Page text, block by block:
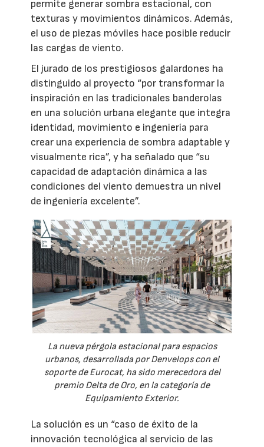
permite generar sombra estacional, con
texturas y movimientos dinámicos. Además,
el uso de piezas móviles hace posible reducir
las cargas de viento.
El jurado de los prestigiosos galardones ha
distinguido al proyecto “por transformar la
inspiración en las tradicionales banderolas
en una solución urbana elegante que integra
identidad, movimiento e ingeniería para
crear una experiencia de sombra adaptable y
visualmente rica”, y ha señalado que “su
capacidad de adaptación dinámica a las
condiciones del viento demuestra un nivel
de ingeniería excelente”.
La nueva pérgola estacional para espacios
urbanos, desarrollada por Denvelops con el
soporte de Eurocat, ha sido merecedora del
premio Delta de Oro, en la categoría de
Equipamiento Exterior.
La solución es un “caso de éxito de la
innovación tecnológica al servicio de las